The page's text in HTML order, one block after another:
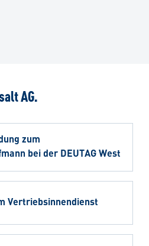
AG.
zum
bei der DEUTAG West
Vertriebsinnendienst